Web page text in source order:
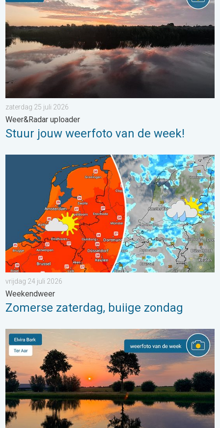
zaterdag 25 juli 2026
Weer&Radar uploader
Stuur jouw weerfoto van de week!
Zomerse zaterdag, buiige zondag. Weekendweer. . . vrijdag
vrijdag 24 juli 2026
Weekendweer
Zomerse zaterdag, buiige zondag
De weerfoto van de week. Weer&Radar uploader. . . zaterdag